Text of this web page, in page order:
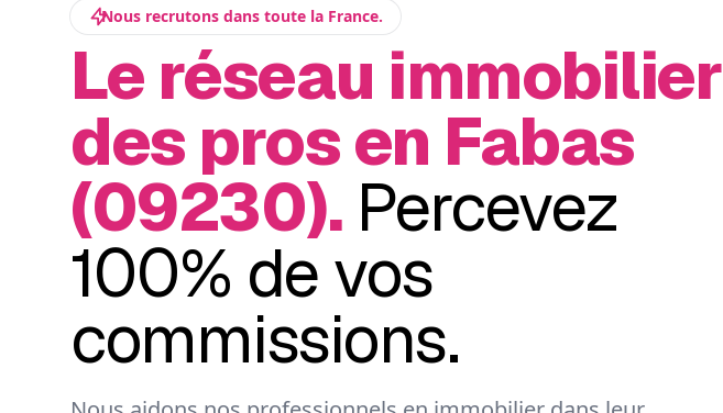
Nous recrutons dans toute la France.
Le réseau immobilier
des pros en Fabas
(09230). Percevez
100% de vos
commissions.